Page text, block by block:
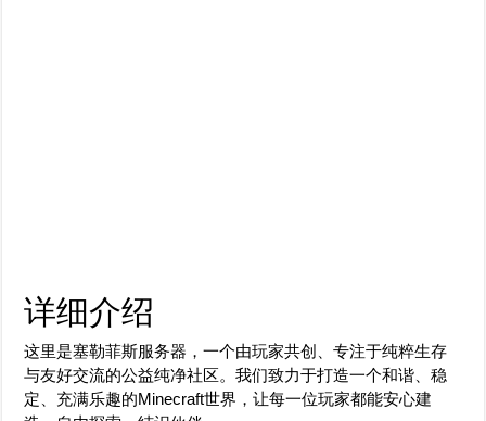
详细介绍
这里是塞勒菲斯服务器，一个由玩家共创、专注于纯粹生存
与友好交流的公益纯净社区。我们致力于打造一个和谐、稳
定、充满乐趣的Minecraft世界，让每一位玩家都能安心建